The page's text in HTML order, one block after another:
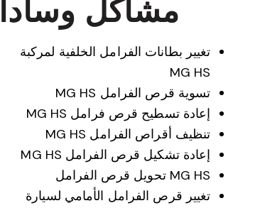
تغيير بطانات الفرامل الخلفية لمركبة
MG HS
تسوية قرص الفرامل MG HS
إعادة تسطيح قرص فرامل MG HS
تنظيف أقراص الفرامل MG HS
إعادة تشكيل قرص الفرامل MG HS
MG HS تحويل قرص الفرامل
تغيير قرص الفرامل الأمامي لسيارة